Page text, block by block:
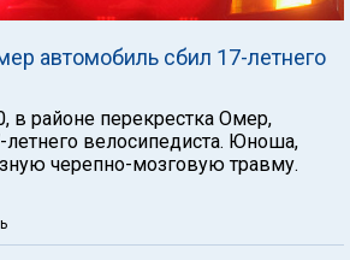
автомобиль сбил 17-летнего
в районе перекрестка Омер,
велосипедиста. Юноша,
черепно-мозговую травму.